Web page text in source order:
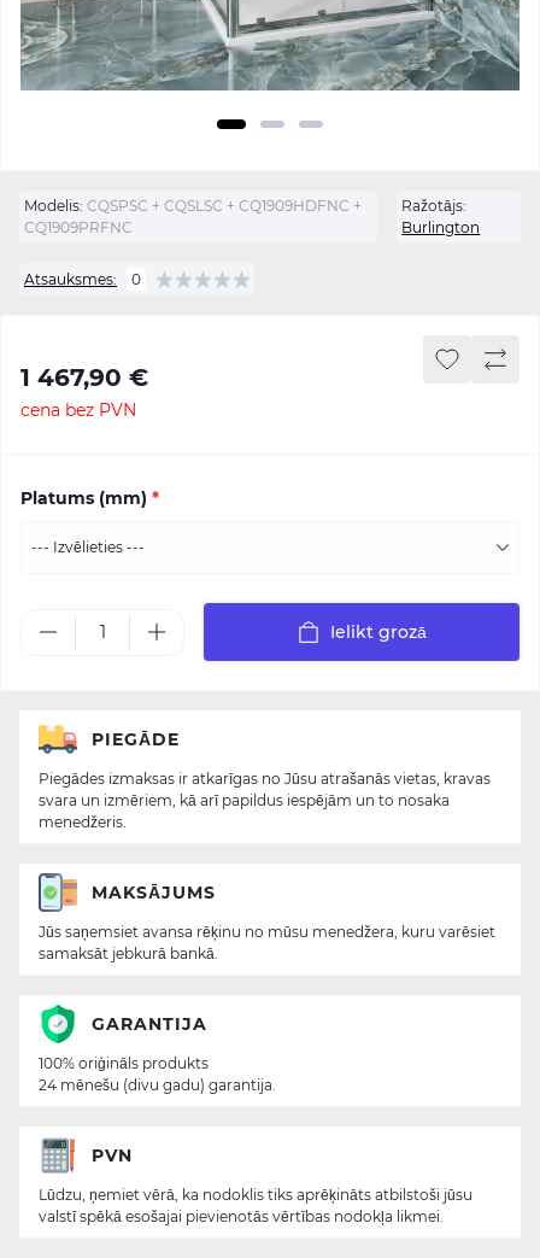
Modelis: CQSPSC + CQSLSC + CQ1909HDFNC +
CQ1909PRFNC
Ražotājs:
Burlington
Atsauksmes: 0
1 467,90 €
cena bez PVN
Platums (mm) *
Ielikt grozā
PIEGĀDE
Piegādes izmaksas ir atkarīgas no Jūsu atrašanās vietas, kravas
svara un izmēriem, kā arī papildus iespējām un to nosaka
menedžeris.
MAKSĀJUMS
Jūs saņemsiet avansa rēķinu no mūsu menedžera, kuru varēsiet
samaksāt jebkurā bankā.
GARANTIJA
100% oriģināls produkts
24 mēnešu (divu gadu) garantija.
PVN
Lūdzu, ņemiet vērā, ka nodoklis tiks aprēķināts atbilstoši jūsu
valstī spēkā esošajai pievienotās vērtības nodokļa likmei.